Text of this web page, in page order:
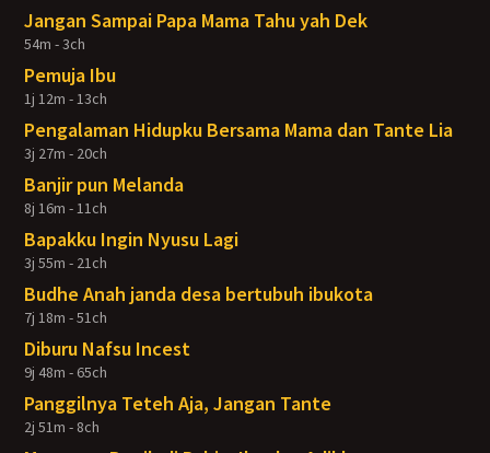
Jangan Sampai Papa Mama Tahu yah Dek
54m - 3ch
Pemuja Ibu
1j 12m - 13ch
Pengalaman Hidupku Bersama Mama dan Tante Lia
3j 27m - 20ch
Banjir pun Melanda
8j 16m - 11ch
Bapakku Ingin Nyusu Lagi
3j 55m - 21ch
Budhe Anah janda desa bertubuh ibukota
7j 18m - 51ch
Diburu Nafsu Incest
9j 48m - 65ch
Panggilnya Teteh Aja, Jangan Tante
2j 51m - 8ch